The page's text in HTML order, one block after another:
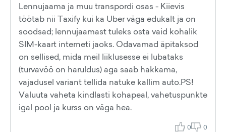
Lennujaama ja muu transpordi osas - Kiievis
töötab nii Taxify kui ka Uber väga edukalt ja on
soodsad; lennujaamast tuleks osta vaid kohalik
SIM-kaart interneti jaoks. Odavamad äpitaksod
on sellised, mida meil liiklusesse ei lubataks
(turvavöö on haruldus) aga saab hakkama,
vajadusel variant tellida natuke kallim auto.PS!
Valuuta vaheta kindlasti kohapeal, vahetuspunkte
igal pool ja kurss on väga hea.
0 0